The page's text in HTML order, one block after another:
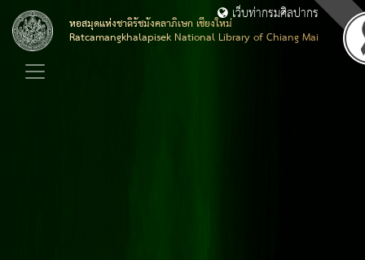
หอสมุดแห่งชาติรัชมังคลาภิเษก เชียงใหม่
Ratcamangkhalapisek National Library of Chiang Mai
เว็บท่ากรมศิลปากร